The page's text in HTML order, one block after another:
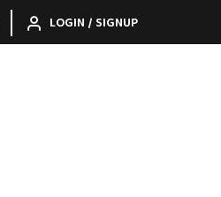
LOGIN / SIGNUP